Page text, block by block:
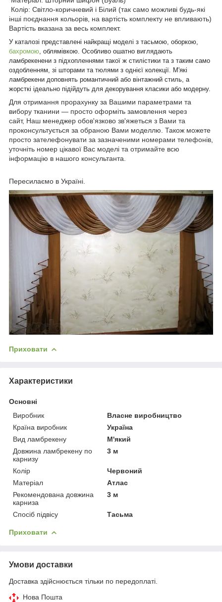
Колір: Світло-коричневий і Білий (так само можливі будь-які
інші поєднання кольорів, на вартість комплекту не впливають)
Вартість вказана за весь комплект.
У каталозі представлені найкращі моделі з тасьмою, оборкою,
бахромою , облямівкою. Особливо ошатно виглядають
ламбрекенени з підхопленнями такої ж стилістики та з таким само
оздобленням, зі шторами та тюлями з однієї колекції. М'які
ламбрекени доповнять романтичний або вінтажний стиль, а
жорсткі ідеально підійдуть для декорування класики або модерну.
Для отримання прорахунку за Вашими параметрами та
вибору тканини — просто оформіть замовлення через
сайт, Наш менеджер обов'язково зв'яжеться з Вами та
проконсультується за обраною Вами моделлю. Також можете
просто зателефонувати за зазначеними номерами телефонів,
уточніть номер цікавої Вас моделі та отримайте всю
інформацію в нашого консультанта.
Пересилаємо в Україні.
Приховати
Характеристики
Основні
Виробник
Власне виробництво
Країна виробник
Україна
Вид ламбрекену
М'який
Довжина ламбрекену по
карнизу
3 м
Колір
Червоний
Матеріал
Атлас
Рекомендована довжина
карниза
3 м
Спосіб підвісу Тасьма
Приховати
Умови доставки
Доставка здійснюється тільки по передоплаті.
Нова Пошта